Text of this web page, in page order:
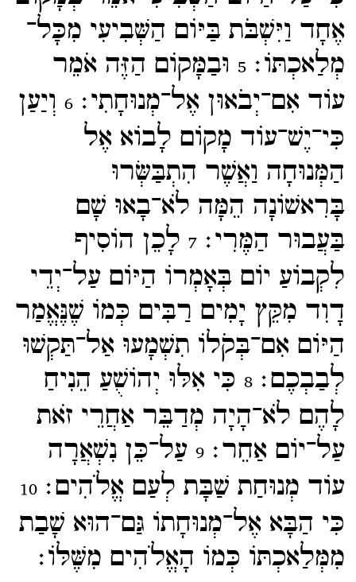
אֶחָד וַיִּשְׁבֹּת בַּיּוֹם הַשְּׁבִיעִי מִכָּל־​
מְלַאכְתּוֹ׃5 וּבַמָּקוֹם הַזֶּה אֹמֵר
עוֹד אִם־​יְבֹאוּן אֶל־​מְנוּחָתִי׃6 וְיַעַן
כִּי־​יֶשׁ־​עוֹד מָקוֹם לָבוֹא אֶל
הַמְּנוּחָה וַאֲשֶׁר הִתְבַּשְּׂרוּ
בָּרִאשׁוֹנָה הֵמָּה לֹא־​בָאוּ שָׁם
בַּעֲבוּר הַמֶּרִי׃7 לָכֵן הוֹסִיף
לִקְבוֹעַ יוֹם בְּאָמְרוֹ הַיּוֹם עַל־​יְדֵי
דָוִד מִקֵּץ יָמִים רַבִּים כְּמוֹ שֶׁנֶּאֱמַר
הַיּוֹם אִם־​בְּקֹלוֹ תִשְׁמָעוּ אַל־​תַּקְשׁוּ
לְבַבְכֶם׃8 כִּי אִלּוּ יְהוֹשֻׁעַ הֵנִיחַ
לָהֶם לֹא־​הָיָה מְדַבֵּר אַחֲרֵי זֹאת
עַל־​יוֹם אַחֵר׃9 עַל־​כֵּן נִשְׁאֲרָה
עוֹד מְנוּחַת שַׁבָּת לְעַם אֱלֹהִים׃10
כִּי הַבָּא אֶל־​מְנוּחָתוֹ גַּם־​הוּא שָׁבַת
מִמְּלַאכְתּוֹ כְּמוֹ הָאֱלֹהִים מִשֶּׁלּוֹ׃